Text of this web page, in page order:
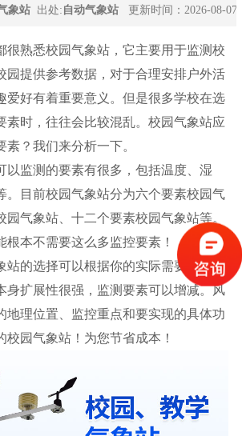
象站 出处: 自动气象站 更新时间：2026-08-07
熟悉校园气象站，它主要用于监测校
园提供参考数据，对于合理安排户外活
爱好有着重要意义。但是很多学校在选
素时，往往会比较混乱。校园气象站应
？我们来分析一下。
监测的要素有很多，包括温度、湿
。目前校园气象站分为六个要素校园气
园气象站、十二个要素校园气象站等。
根本不需要这么多监控要素！
的选择可以根据你的实际需要来决
身扩展性很强，监测要素可以增减。风
地理位置、监控重点和要实现的具体功
校园气象站！为您节省成本！